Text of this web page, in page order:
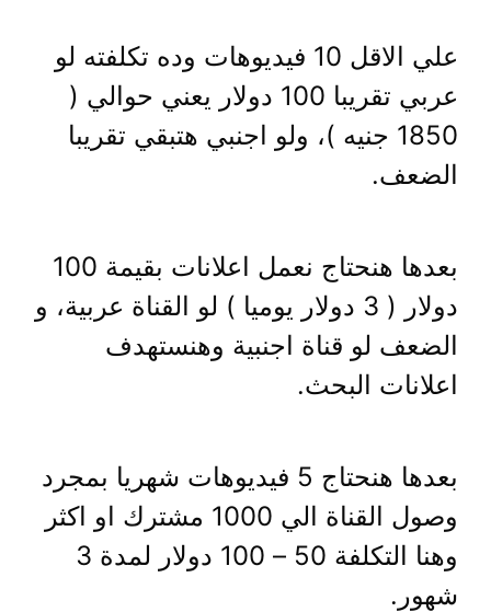
علي الاقل 10 فيديوهات وده تكلفته لو
عربي تقريبا 100 دولار يعني حوالي (
1850 جنيه )، ولو اجنبي هتبقي تقريبا
الضعف.
بعدها هنحتاج نعمل اعلانات بقيمة 100
دولار ( 3 دولار يوميا ) لو القناة عربية، و
الضعف لو قناة اجنبية وهنستهدف
اعلانات البحث.
بعدها هنحتاج 5 فيديوهات شهريا بمجرد
وصول القناة الي 1000 مشترك او اكثر
وهنا التكلفة 50 – 100 دولار لمدة 3
شهور.